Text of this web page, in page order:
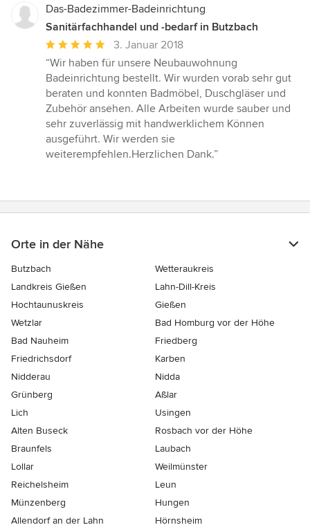
Das-Badezimmer-Badeinrichtung
Sanitärfachhandel und -bedarf in Butzbach
Durchschnittliche
Bewertung:
5
von
5
Sternen
3. Januar 2018
“Wir haben für unsere Neubauwohnung
Badeinrichtung bestellt. Wir wurden vorab sehr gut
beraten und konnten Badmöbel, Duschgläser und
Zubehör ansehen. Alle Arbeiten wurde sauber und
sehr zuverlässig mit handwerklichem Können
ausgeführt. Wir werden sie
weiterempfehlen.Herzlichen Dank.”
Orte in der Nähe
Butzbach
Wetteraukreis
Landkreis Gießen
Lahn-Dill-Kreis
Hochtaunuskreis
Gießen
Wetzlar
Bad Homburg vor der Höhe
Bad Nauheim
Friedberg
Friedrichsdorf
Karben
Nidderau
Nidda
Grünberg
Aßlar
Lich
Usingen
Alten Buseck
Rosbach vor der Höhe
Braunfels
Laubach
Lollar
Weilmünster
Reichelsheim
Leun
Münzenberg
Hungen
Allendorf an der Lahn
Hörnsheim